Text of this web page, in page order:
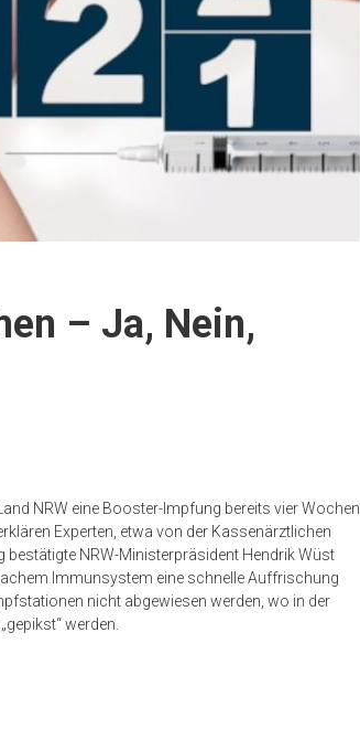
– Ja, Nein,
NRW eine Booster-Impfung bereits vier Wochen
Experten, etwa von der Kassenärztlichen
NRW-Ministerpräsident Hendrik Wüst
Immunsystem eine schnelle Auffrischung
nicht abgewiesen werden, wo in der
werden.